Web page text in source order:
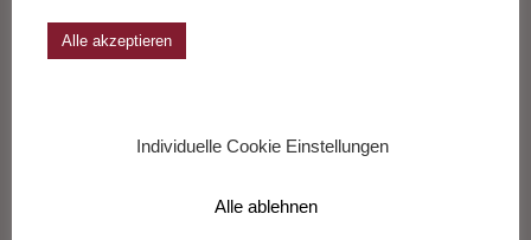
Bei Verwendung des Textes bitte Quelle angeben bzw.
Alle akzeptieren
Individuelle Cookie Einstellungen
Alle ablehnen